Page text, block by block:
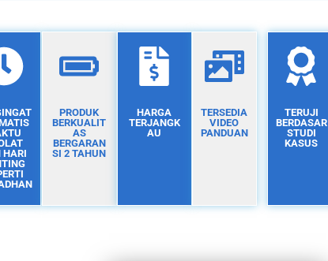
HARI
PRODUK
BERKUALIT
AS
BERGARAN
SI 2 TAHUN
HARGA
TERJANGK
AU
TERSEDIA
VIDEO
PANDUAN
TERUJI
BERDASAR
STUDI
KASUS